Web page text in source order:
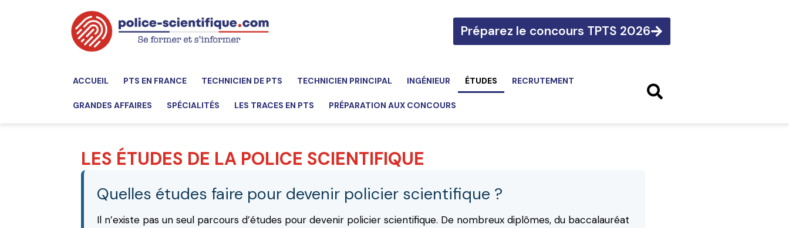
Préparez le concours TPTS 2026
ACCUEIL PTS EN FRANCE TECHNICIEN DE PTS TECHNICIEN PRINCIPAL INGÉNIEUR ÉTUDES RECRUTEMENT
GRANDES AFFAIRES SPÉCIALITÉS LES TRACES EN PTS PRÉPARATION AUX CONCOURS
LES ÉTUDES DE LA POLICE SCIENTIFIQUE
Quelles études faire pour devenir policier scientifique ?
Il n’existe pas un seul parcours d’études pour devenir policier scientifique. De nombreux diplômes, du baccalauréat